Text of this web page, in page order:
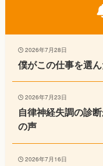
2026年7月28日
僕がこの仕事を選
2026年7月23日
自律神経失調の診
の声
2026年7月16日